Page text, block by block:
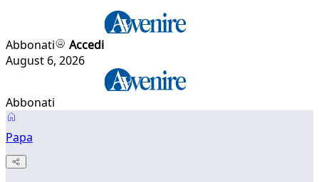
Abbonati
Accedi
August 6, 2026
Abbonati
Papa